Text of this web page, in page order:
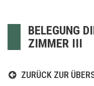
BELEGUNG
ZIMMER III
ZURÜCK ZUR